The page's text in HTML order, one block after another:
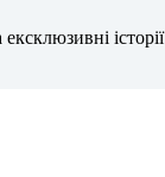
історії